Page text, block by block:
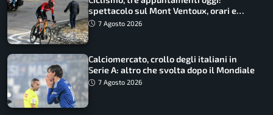
spettacolo sul Mont Ventoux, orari e
come vederli
7 Agosto 2026
Calciomercato, crollo degli italiani in
Serie A: altro che svolta dopo il Mondiale
7 Agosto 2026